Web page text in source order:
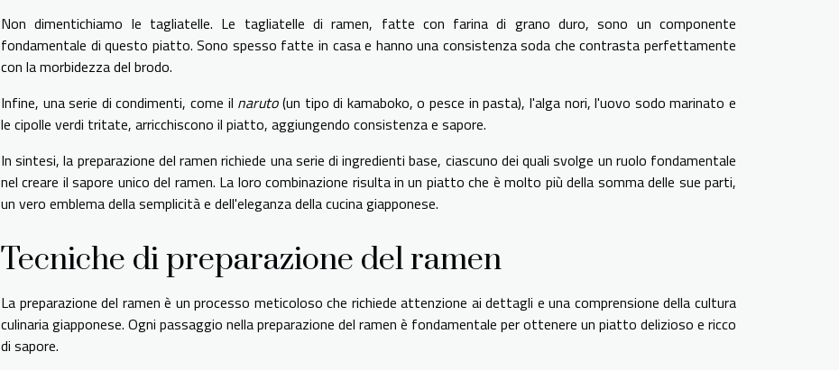
Non dimentichiamo le tagliatelle. Le tagliatelle di ramen, fatte con farina di grano duro, sono un componente
fondamentale di questo piatto. Sono spesso fatte in casa e hanno una consistenza soda che contrasta perfettamente
con la morbidezza del brodo.
Infine, una serie di condimenti, come il naruto(un tipo di kamaboko, o pesce in pasta), l'alga nori, l'uovo sodo marinato e
le cipolle verdi tritate, arricchiscono il piatto, aggiungendo consistenza e sapore.
In sintesi, la preparazione del ramen richiede una serie di ingredienti base, ciascuno dei quali svolge un ruolo fondamentale
nel creare il sapore unico del ramen. La loro combinazione risulta in un piatto che è molto più della somma delle sue parti,
un vero emblema della semplicità e dell'eleganza della cucina giapponese.
Tecniche di preparazione del ramen
La preparazione del ramen è un processo meticoloso che richiede attenzione ai dettagli e una comprensione della cultura
culinaria giapponese. Ogni passaggio nella preparazione del ramen è fondamentale per ottenere un piatto delizioso e ricco
di sapore.